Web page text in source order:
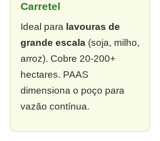
Carretel
Ideal para lavouras de
grande escala (soja, milho,
arroz). Cobre 20-200+
hectares. PAAS
dimensiona o poço para
vazão contínua.